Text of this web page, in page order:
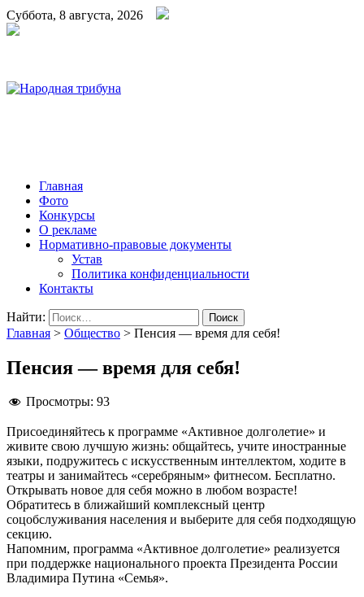
Суббота, 8 августа, 2026
Главная
Фото
Конкурсы
О рекламе
Нормативно-правовые документы
Устав
Политика конфиденциальности
Контакты
Найти:
Главная > Общество > Пенсия — время для себя!
Пенсия — время для себя!
Просмотры: 93
Присоединяйтесь к программе «Активное долголетие» и
живите свою лучшую жизнь: общайтесь, учите иностранные
языки, подружитесь с искусственным интеллектом, ходите в
театры и занимайтесь «серебряным» фитнесом. Бесплатно.
Открывать новое для себя можно в любом возрасте!
Обратитесь в ближайший комплексный центр
соцобслуживания населения и выберите для себя подходящую
секцию.
Напомним, программа «Активное долголетие» реализуется
при поддержке национального проекта Президента России
Владимира Путина «Семья».